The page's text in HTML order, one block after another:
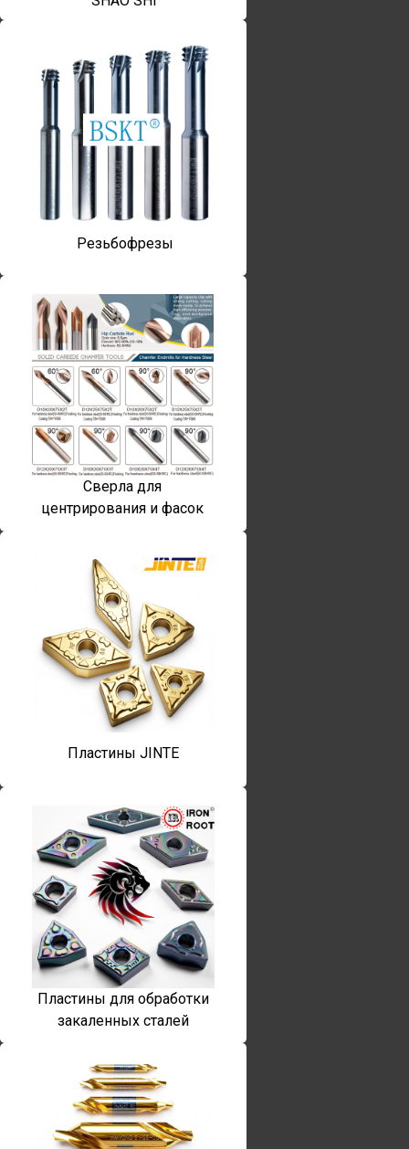
Резьбофрезы
Сверла для
центрирования и фасок
Пластины JINTE
Пластины для обработки
закаленных сталей